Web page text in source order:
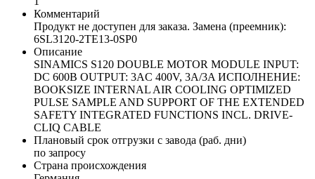
Комментарий
Продукт не доступен для заказа. Замена (преемник):
6SL3120-2TE13-0SP0
Описание
SINAMICS S120 DOUBLE MOTOR MODULE INPUT:
DC 600В OUTPUT: 3AC 400V, 3A/3A ИСПОЛНЕНИЕ:
BOOKSIZE INTERNAL AIR COOLING OPTIMIZED
PULSE SAMPLE AND SUPPORT OF THE EXTENDED
SAFETY INTEGRATED FUNCTIONS INCL. DRIVE-
CLIQ CABLE
Плановый срок отгрузки с завода (раб. дни)
по запросу
Страна происхождения